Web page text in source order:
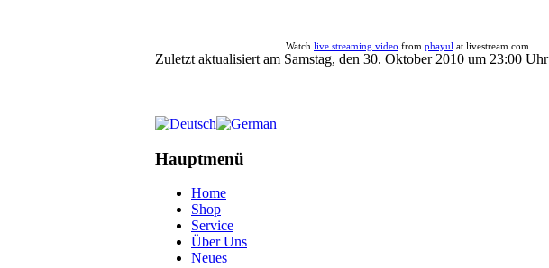
Watch live streaming video from phayul at livestream.com
Zuletzt aktualisiert am Samstag, den 30. Oktober 2010 um 23:00 Uhr
Hauptmenü
Home
Shop
Service
Über Uns
Neues